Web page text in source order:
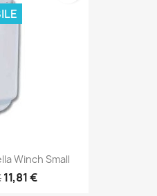
Winch Small
11,81 €